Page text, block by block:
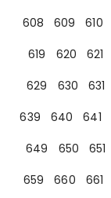
608
609 610
619
620 621
629
630 631
639
640 641
649
650 651
659
660 661